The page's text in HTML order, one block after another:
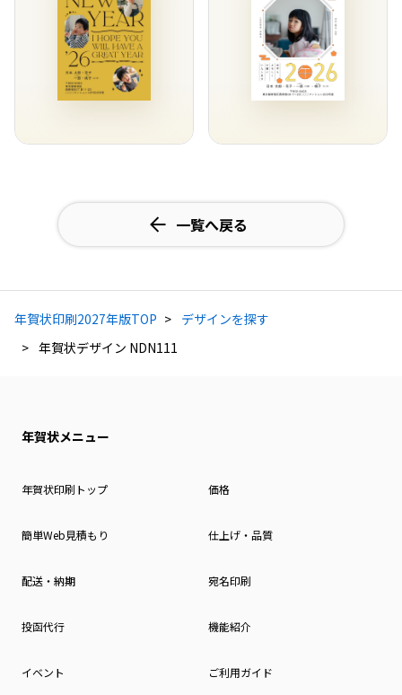
一覧へ戻る
年賀状印刷2027年版TOP
デザインを探す
年賀状デザイン NDN111
年賀状メニュー
年賀状印刷トップ 価格
簡単Web見積もり 仕上げ・品質
配送・納期 宛名印刷
投函代行 機能紹介
イベント ご利用ガイド